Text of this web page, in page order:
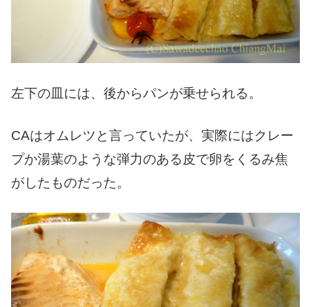
左下の皿には、後からパンが乗せられる。
CAはオムレツと言っていたが、実際にはクレー
プか湯葉のような弾力のある皮で卵をくるみ焦
がしたものだった。